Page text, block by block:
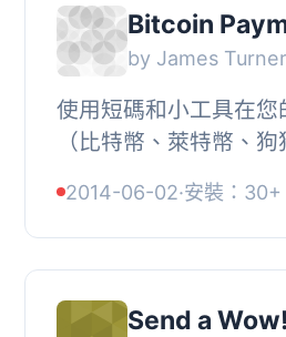
Bitcoin
by James Turner
使用短碼和小工具在
（比特幣、萊特幣、
可...
2014-06-02·安裝：30+
Send a Wow!